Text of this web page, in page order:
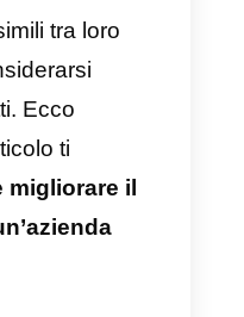
di una
e di un servizio al
elementi
alle linee